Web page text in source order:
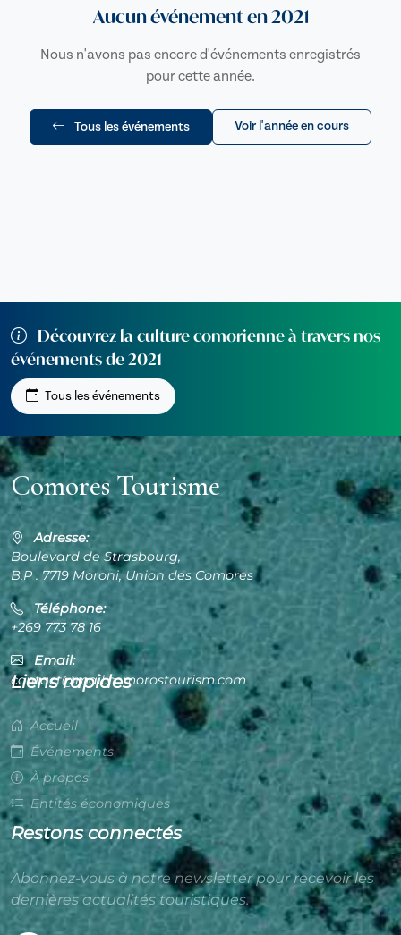
Aucun événement en 2021
Nous n'avons pas encore d'événements enregistrés
pour cette année.
Tous les événements Voir l'année en cours
Découvrez la culture comorienne à travers nos
événements de 2021
Tous les événements
Comores Tourisme
Adresse:
Boulevard de Strasbourg,
B.P : 7719 Moroni, Union des Comores
Téléphone:
+269 773 78 16
Email:
contact@mail.comorostourism.com
Liens rapides
Accueil
Événements
À propos
Entités économiques
Restons connectés
Abonnez-vous à notre newsletter pour recevoir les
dernières actualités touristiques.